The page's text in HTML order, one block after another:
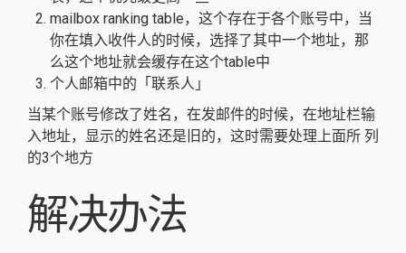
mailbox ranking table，这个存在于各个账号中，当
你在填入收件人的时候，选择了其中一个地址，那
么这个地址就会缓存在这个table中
个人邮箱中的「联系人」
当某个账号修改了姓名，在发邮件的时候，在地址栏输
入地址，显示的姓名还是旧的，这时需要处理上面所 列
的3个地方
解决办法